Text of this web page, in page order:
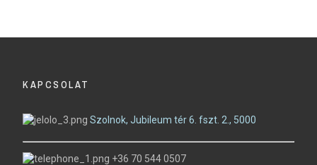
KAPCSOLAT
Szolnok, Jubileum tér 6. fszt. 2., 5000
+36 70 544 0507